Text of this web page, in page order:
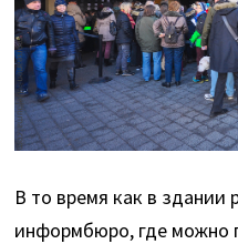
В то время как в здании
информбюро, где можно